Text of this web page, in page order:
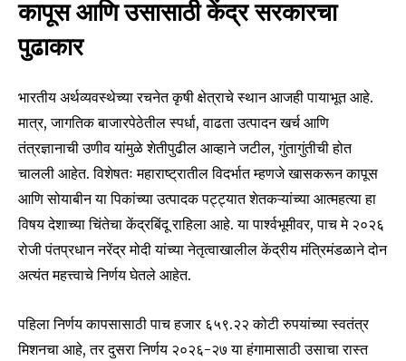
कापूस आणि उसासाठी केंद्र सरकारचा
पुढाकार
भारतीय अर्थव्यवस्थेच्या रचनेत कृषी क्षेत्राचे स्थान आजही पायाभूत आहे.
मात्र, जागतिक बाजारपेठेतील स्पर्धा, वाढता उत्पादन खर्च आणि
तंत्रज्ञानाची उणीव यांमुळे शेतीपुढील आव्हाने जटील, गुंतागुंतीची होत
चालली आहेत. विशेषतः महाराष्ट्रातील विदर्भात म्हणजे खासकरून कापूस
आणि सोयाबीन या पिकांच्या उत्पादक पट्ट्यात शेतकऱ्यांच्या आत्महत्या हा
विषय देशाच्या चिंतेचा केंद्रबिंदू राहिला आहे. या पार्श्वभूमीवर, पाच मे २०२६
रोजी पंतप्रधान नरेंद्र मोदी यांच्या नेतृत्वाखालील केंद्रीय मंत्रिमंडळाने दोन
अत्यंत महत्त्वाचे निर्णय घेतले आहेत.
पहिला निर्णय कापसासाठी पाच हजार ६५९.२२ कोटी रुपयांच्या स्वतंत्र
मिशनचा आहे, तर दुसरा निर्णय २०२६-२७ या हंगामासाठी उसाचा रास्त